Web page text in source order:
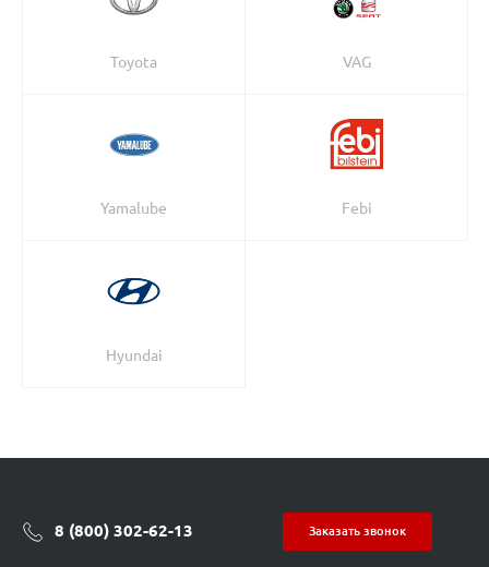
Toyota VAG
Yamalube Febi
Hyundai
8 (800) 302-62-13 Заказать звонок